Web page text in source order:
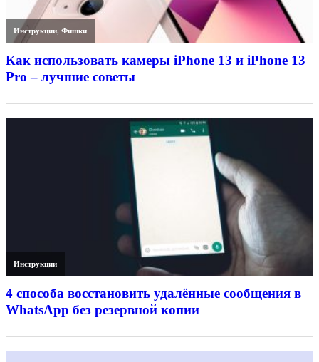
Инструкции,Фишки
Как использовать камеры iPhone 13 и iPhone 13
Pro – лучшие советы
Инструкции
4 способа восстановить удалённые сообщения в
WhatsApp без резервной копии